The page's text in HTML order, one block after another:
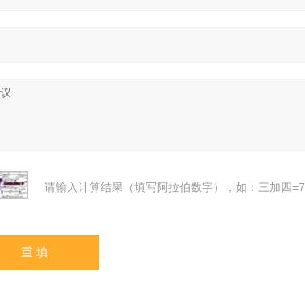
请输入计算结果（填写阿拉伯数字），如：三加四=7